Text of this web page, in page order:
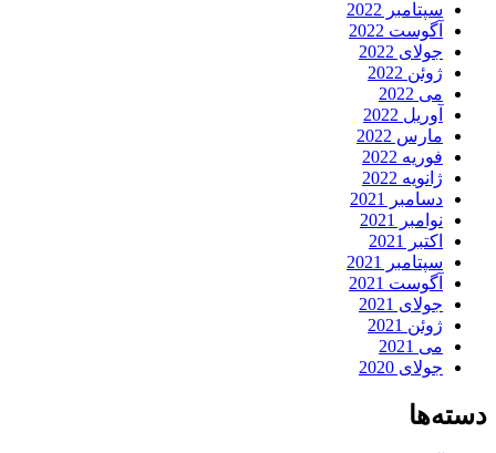
سپتامبر 2022
آگوست 2022
جولای 2022
ژوئن 2022
می 2022
آوریل 2022
مارس 2022
فوریه 2022
ژانویه 2022
دسامبر 2021
نوامبر 2021
اکتبر 2021
سپتامبر 2021
آگوست 2021
جولای 2021
ژوئن 2021
می 2021
جولای 2020
دسته‌ها